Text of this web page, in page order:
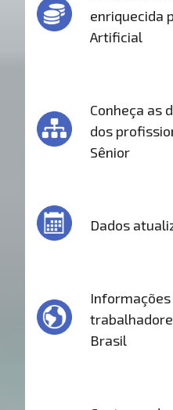
enriquecida
Artificial
Conheça as
dos
Sênior
Dados
Brasil